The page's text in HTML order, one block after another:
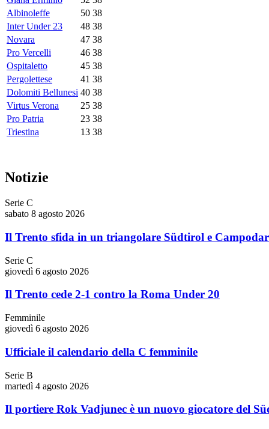
Albinoleffe
50 38
Inter Under 23
48 38
Novara
47 38
Pro Vercelli
46 38
Ospitaletto
45 38
Pergolettese
41 38
Dolomiti Bellunesi 40 38
Virtus Verona
25 38
Pro Patria
23 38
Triestina
13 38
Notizie
Serie C
sabato 8 agosto 2026
Il Trento sfida in un triangolare Südtirol e
Serie C
giovedì 6 agosto 2026
Il Trento cede 2-1 contro la Roma Under 20
Femminile
giovedì 6 agosto 2026
Ufficiale il calendario della C femminile
Serie B
martedì 4 agosto 2026
Il portiere Rok Vadjunec è un nuovo giocatore del